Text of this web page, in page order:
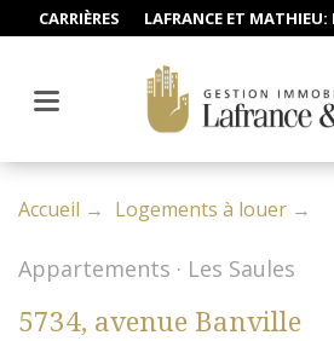
CARRIÈRES LAFRANCE ET MATHIEU:
Accueil Logements à louer
Appartements · Les Saules
5734, avenue Banville